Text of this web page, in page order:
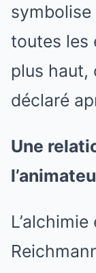
symbolise
toutes les
plus haut,
déclaré
Une